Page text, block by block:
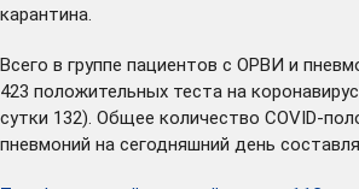
карантина.
Всего в группе пациентов с ОРВИ и
423 положительных теста на
сутки 132). Общее количество COVID-
пневмоний на сегодняшний день